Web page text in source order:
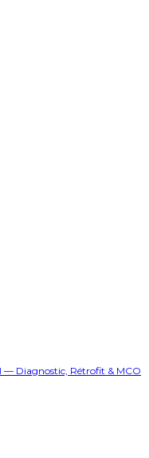
Diagnostic, Rétrofit & MCO